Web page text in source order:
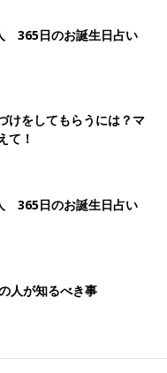
授（家政教育講座）。西
、大学の准教授やNPO
問として活動中。3男の
365日のお誕生日占い
けをしてもらうには？マ
て！
365日のお誕生日占い
人が知るべき事